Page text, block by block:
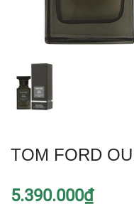
TOM FORD
5.390.000₫